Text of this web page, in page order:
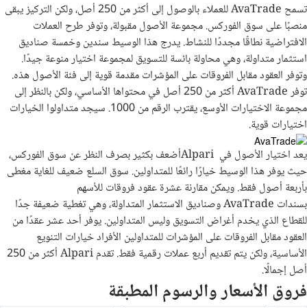
تسمح AvaTrade
للعملاء بالوصول إلى أكثر من 250 أصل، ولكن التركيز يبقى
منصبًا على سوق الفوركس. مجموعة الأصول مقبولة، وتوفر طرح العملات
الافتراضية نطاقًا مجددًا للنشاط. يدرج هذا الوسيط سندين وخمسة صناديق
استثمار متداولة، وهي محاولة بائسة للتسويق لمجموعة اختيار منوعة جيدًا.
وتوفر العقود مقابل الفروقات على المؤشرات مقدمة قوية إلى فئة الأصول هذه.
توفرAvaTrade
أكثر من 250 أصل في محتواها الأساسي، ولكن بالنظر إلى
مجموعة الاختيارات الأوسع، يقترب الرقم من 1000. سيجد متداولوا الخيارات
اختيارات قوية.
يعد اختيار الأصول في Alpariأضعف بكثير بصرف النظر عن سوق الفوركس،
حيث يوفر هذا الوسيط خيارًا رائعًا للمتداولين. سوق السلع ضعيف للغاية مغطى
بأربعة أصول فقط. ويمكن مقارنة عشرة عقود فروقات للأسهم
بسندات AvaTradeوصناديق الاستثمار المتداولة، وهي تغطية ضعيفة جدًا
للقطاع الذي يخدم أغراض التسويق وليس المتداولين. يوفر أحد عشر عقدًا من
العقود مقابل الفروقات على المؤشرات للمتداولين الأفراد خيارات التنويع
الأساسية، ولكن يتم تقديم أربع عملات رقمية فقط. تقدمAlpari
أكثر من 250
أصل إجمالًا.
فروق الأسعار والرسوم المطبقة